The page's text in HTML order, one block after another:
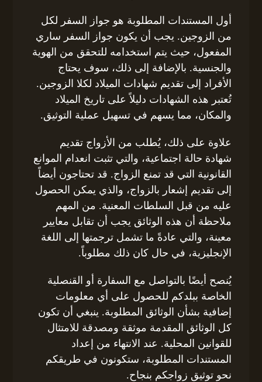
أول المستندات المطلوبة هو جواز السفر لكل
من الزوجين. يجب أن يكون جواز السفر ساري
المفعول، حيث يتم استخدامه للتحقق من الهوية
والجنسية. بالإضافة إلى ذلك، سوف يحتاج
الأفراد إلى تقديم شهادات الميلاد لكلا الزوجين.
تُعتبر هذه الشهادات دليلاً على تاريخ الميلاد
والمكان، مما يسهم في تسهيل عملية التوثيق.
علاوة على ذلك، يُطلب من الأزواج تقديم
شهادة حالة اجتماعية، والتي تثبت انعدام الموانع
القانونية التي قد تمنع الزواج. قد تحتاجون أيضاً
إلى تقديم إشعار بالزواج، والذي يمكن الحصول
عليه من قبل السلطات المعنية. من المهم
ملاحظة أن هذه الوثائق يجب أن تقابل معايير
معينة، والتي عادةً ما تشمل ترجمتها إلى اللغة
الإنجليزية، في حال كان ذلك مطلوباً.
يُنصح أيضًا بالتواصل مع السفارة أو القنصلية
الخاصة ببلدكم للحصول على أي معلومات
إضافية بشأن الوثائق المطلوبة. ينبغي أن تكون
كل الوثائق المقدمة موثقة ومصدقة للامتثال
للقوانين المحلية. عند الانتهاء من إعداد
المستندات المطلوبة، ستكونون في طريقكم
نحو توثيق زواجكم بنجاح.